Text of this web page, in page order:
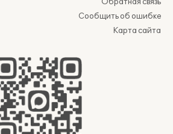
Сообщить об ошибке
Карта сайта